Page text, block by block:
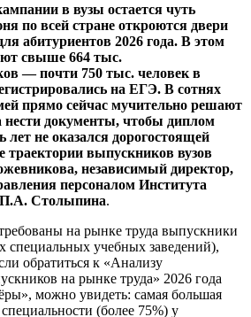
в вузы остается чуть
по всей стране откроются двери
абитуриентов 2026 года. В этом
свыше 664 тыс.
— почти 750 тыс. человек в
на ЕГЭ. В сотнях
прямо сейчас мучительно решают
нести документы, чтобы диплом
не оказался дорогостоящей
выпускников вузов
независимый директор,
персоналом Института
П.А. Столыпина.
на рынке труда выпускники
специальных учебных заведений),
обратиться к «Анализу
на рынке труда» 2026 года
можно увидеть: самая большая
(более 75%) у